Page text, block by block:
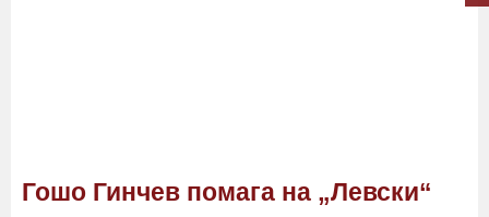
Гошо Гинчев помага на „Левски“